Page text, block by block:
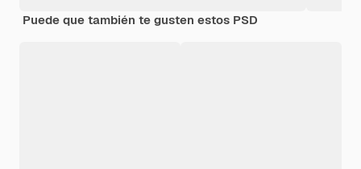
Puede que también te gusten estos PSD